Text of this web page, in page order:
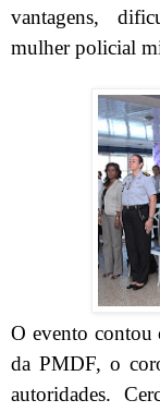
vantagens,
mulher policial
O evento contou
da PMDF, o
autoridades.